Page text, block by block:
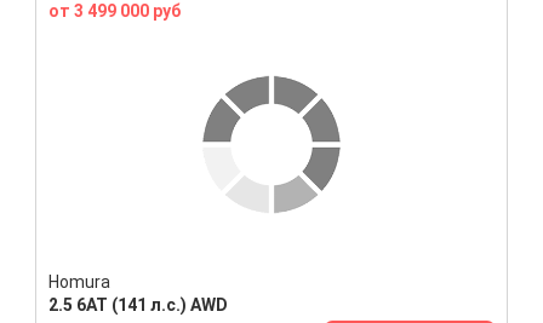
от 3 499 000 руб
Homura
2.5 6AT (141 л.с.) AWD